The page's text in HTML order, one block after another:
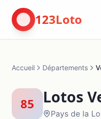
123Loto
Accueil Départements
85 Lotos
Pays de la